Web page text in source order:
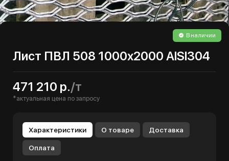
В наличии
Лист ПВЛ 508 1000х2000 AISI304
471 210 р./т
*актуальная цена по запросу
Характеристики О товаре Доставка
Оплата